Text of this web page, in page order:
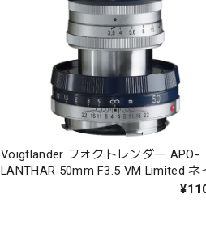
Voigtlander フォクトレンダー APO-
LANTHAR 50mm F3.5 VM Limited ネ
ー [VMマウント 250本限定モデル]